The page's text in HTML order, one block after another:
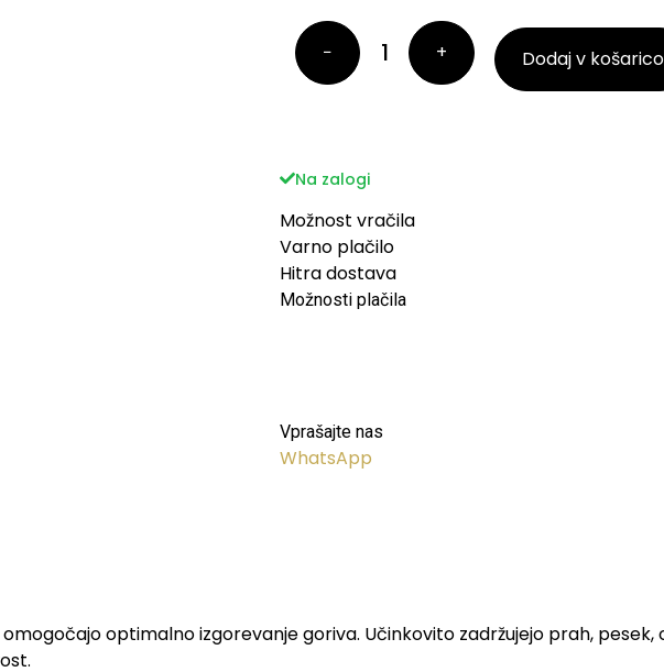
− + Dodaj v košarico
Na zalogi
Možnost vračila
Varno plačilo
Hitra dostava
Možnosti plačila
Vprašajte nas
WhatsApp
optimalno izgorevanje goriva. Učinkovito zadržujejo prah,